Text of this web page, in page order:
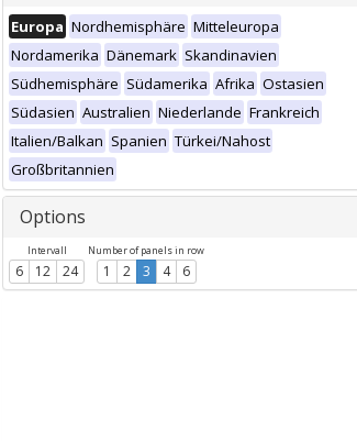
Europa Nordhemisphäre Mitteleuropa
Nordamerika Dänemark Skandinavien
Südhemisphäre Südamerika Afrika Ostasien
Südasien Australien Niederlande Frankreich
Italien/Balkan Spanien Türkei/Nahost
Großbritannien
Options
Intervall
6 12 24
Number of panels in row
1 2 3 4 6